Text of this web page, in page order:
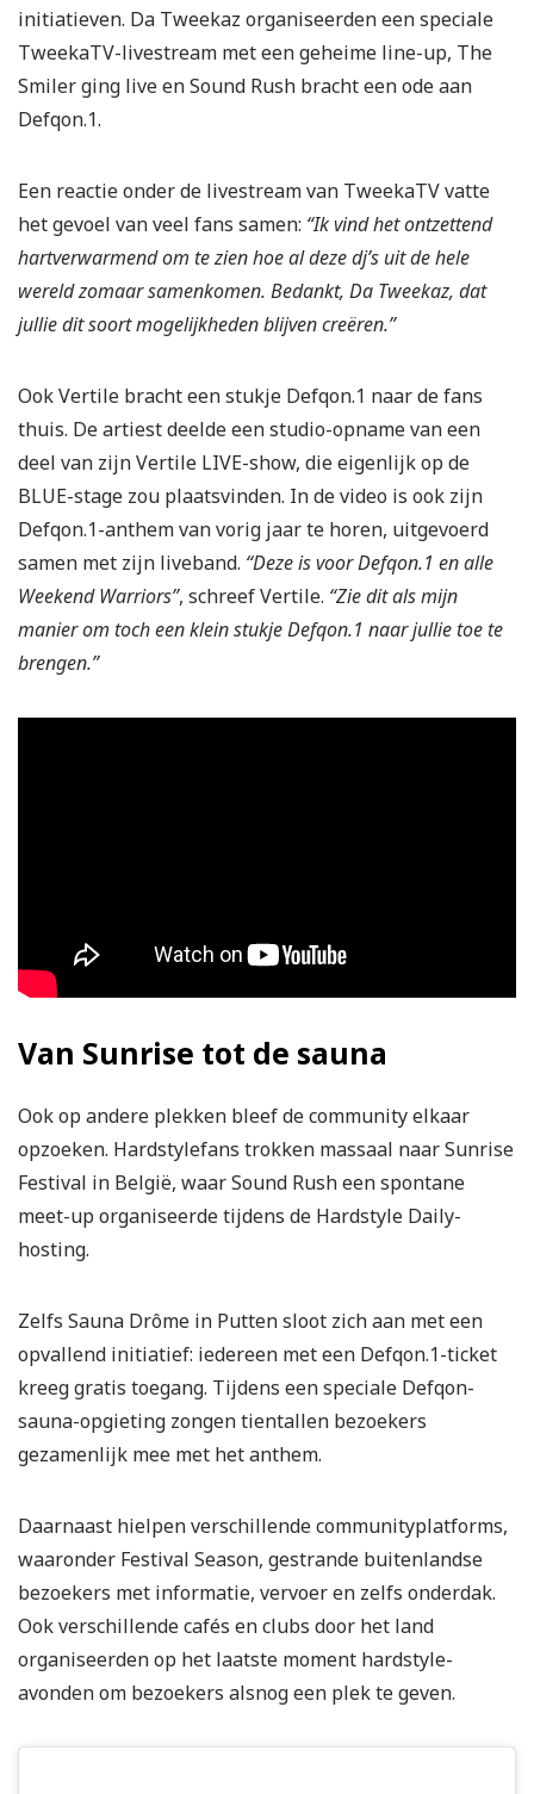
initiatieven. Da Tweekaz organiseerden een speciale
TweekaTV-livestream met een geheime line-up, The
Smiler ging live en Sound Rush bracht een ode aan
Defqon.1.
Een reactie onder de livestream van TweekaTV vatte
het gevoel van veel fans samen: “Ik vind het ontzettend
hartverwarmend om te zien hoe al deze dj’s uit de hele
wereld zomaar samenkomen. Bedankt, Da Tweekaz, dat
jullie dit soort mogelijkheden blijven creëren.”
Ook Vertile bracht een stukje Defqon.1 naar de fans
thuis. De artiest deelde een studio-opname van een
deel van zijn Vertile LIVE-show, die eigenlijk op de
BLUE-stage zou plaatsvinden. In de video is ook zijn
Defqon.1-anthem van vorig jaar te horen, uitgevoerd
samen met zijn liveband. “Deze is voor Defqon.1 en alle
Weekend Warriors”, schreef Vertile. “Zie dit als mijn
manier om toch een klein stukje Defqon.1 naar jullie toe te
brengen.”
Van Sunrise tot de sauna
Ook op andere plekken bleef de community elkaar
opzoeken. Hardstylefans trokken massaal naar Sunrise
Festival in België, waar Sound Rush een spontane
meet-up organiseerde tijdens de Hardstyle Daily-
hosting.
Zelfs Sauna Drôme in Putten sloot zich aan met een
opvallend initiatief: iedereen met een Defqon.1-ticket
kreeg gratis toegang. Tijdens een speciale Defqon-
sauna-opgieting zongen tientallen bezoekers
gezamenlijk mee met het anthem.
Daarnaast hielpen verschillende communityplatforms,
waaronder Festival Season, gestrande buitenlandse
bezoekers met informatie, vervoer en zelfs onderdak.
Ook verschillende cafés en clubs door het land
organiseerden op het laatste moment hardstyle-
avonden om bezoekers alsnog een plek te geven.